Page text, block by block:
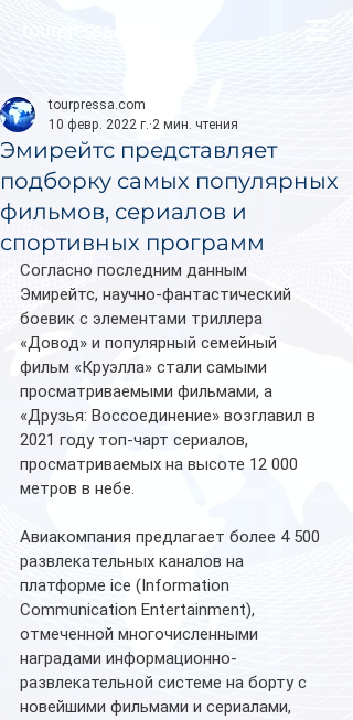
Эмирейтс представляет
подборку самых популярных
фильмов, сериалов и
спортивных программ
tourpressa.com
10 февр. 2022 г. 2 мин. чтения
Согласно последним данным
Эмирейтс, научно-фантастический
боевик с элементами триллера
«Довод» и популярный семейный
фильм «Круэлла» стали самыми
просматриваемыми фильмами, а
«Друзья: Воссоединение» возглавил в
2021 году топ-чарт сериалов,
просматриваемых на высоте 12 000
метров в небе.
Авиакомпания предлагает более 4 500
развлекательных каналов на
платформе ice (Information
Communication Entertainment),
отмеченной многочисленными
наградами информационно-
развлекательной системе на борту с
новейшими фильмами и сериалами,